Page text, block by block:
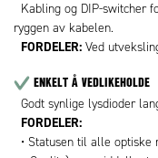
Kabling og DIP-switcher
ryggen av kabelen.
FORDELER: Ved
ENKELT Å VEDLIKEHOLDE
Godt synlige lysdioder
FORDELER:
• Statusen til alle optiske